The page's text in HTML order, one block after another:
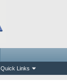
Quick Links